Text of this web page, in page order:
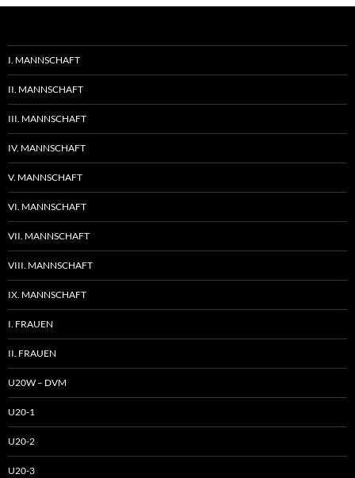
I. MANNSCHAFT
II. MANNSCHAFT
III. MANNSCHAFT
IV. MANNSCHAFT
V. MANNSCHAFT
VI. MANNSCHAFT
VII. MANNSCHAFT
VIII. MANNSCHAFT
IX. MANNSCHAFT
I. FRAUEN
II. FRAUEN
U20W – DVM
U20-1
U20-2
U20-3